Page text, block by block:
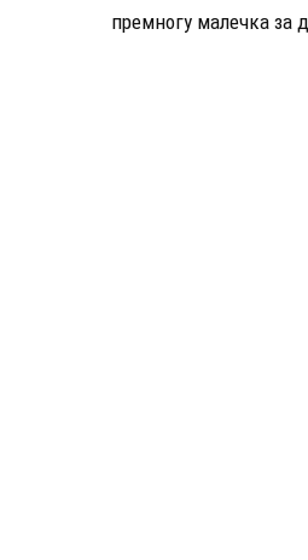
премногу малечка за